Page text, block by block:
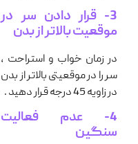
3- قرار دادن سر در
موقعیت بالاتر از بدن
در زمان خواب و استراحت ،
سر را در موقعیتی بالاتر از بدن
در زاویه 45 درجه قرار دهید .
4- عدم فعالیت
سنگین